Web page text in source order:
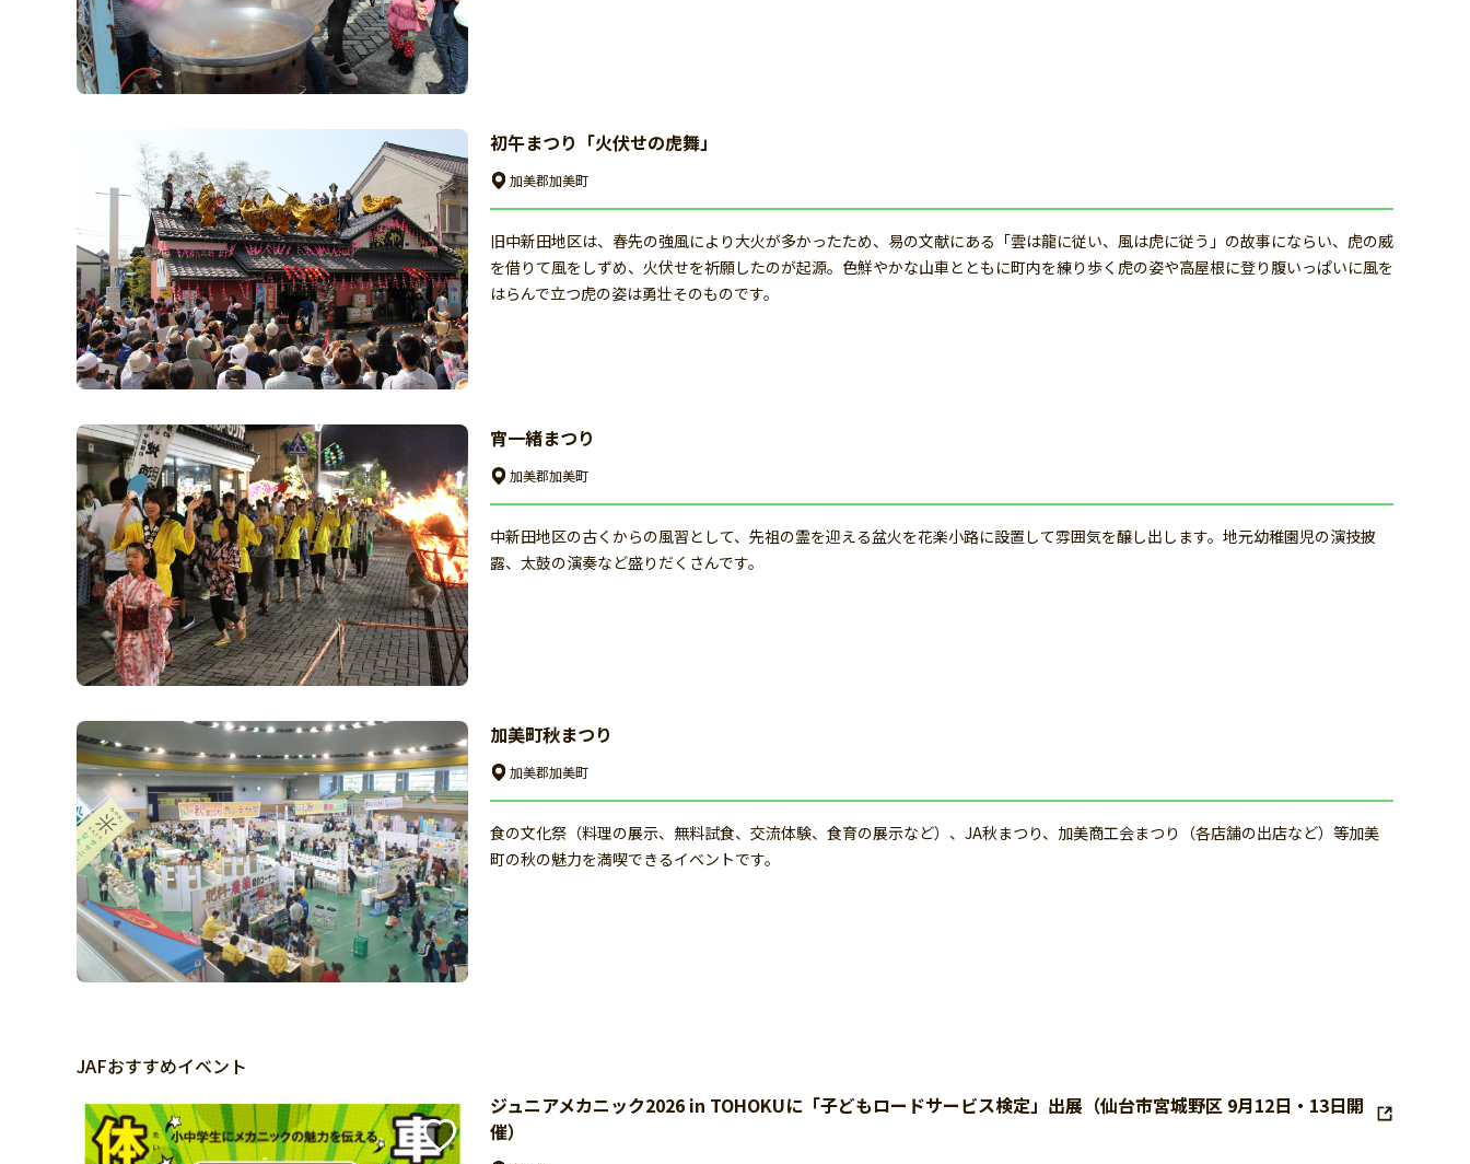
初午まつり「火伏せの虎舞」
加美郡加美町
旧中新田地区は、春先の強風により大火が多かったため、易の文献にある「雲は龍に従い、風は虎に従う」の故事にならい、虎の威
を借りて風をしずめ、火伏せを祈願したのが起源。色鮮やかな山車とともに町内を練り歩く虎の姿や高屋根に登り腹いっぱいに風を
はらんで立つ虎の姿は勇壮そのものです。
宵一緒まつり
加美郡加美町
中新田地区の古くからの風習として、先祖の霊を迎える盆火を花楽小路に設置して雰囲気を醸し出します。地元幼稚園児の演技披
露、太鼓の演奏など盛りだくさんです。
加美町秋まつり
加美郡加美町
食の文化祭（料理の展示、無料試食、交流体験、食育の展示など）、JA秋まつり、加美商工会まつり（各店舗の出店など）等加美
町の秋の魅力を満喫できるイベントです。
JAFおすすめイベント
ジュニアメカニック2026 in TOHOKUに「子どもロードサービス検定」出展（仙台市宮城野区 9月12日・13日開
催）